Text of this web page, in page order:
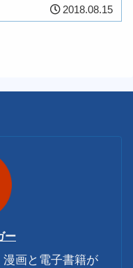
2018.08.15
ー
画と電子書籍が